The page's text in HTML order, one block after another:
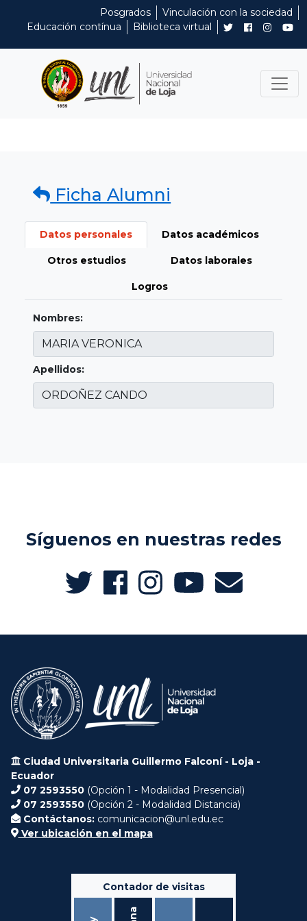
Posgrados
Vinculación con la sociedad
Educación contínua
Biblioteca virtual
Ficha Alumni
Datos personales Datos académicos
Otros estudios Datos laborales
Logros
Nombres:
Apellidos:
Síguenos en nuestras redes
Ciudad Universitaria Guillermo Falconí - Loja -
Ecuador
07 2593550 (Opción 1 - Modalidad Presencial)
07 2593550 (Opción 2 - Modalidad Distancia)
Contáctanos: comunicacion@unl.edu.ec
Ver ubicación en el mapa
Contador de visitas